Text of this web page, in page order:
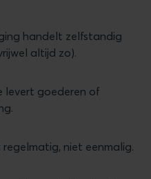
handelt zelfstandig
altijd zo).
levert goederen of
niet eenmalig.